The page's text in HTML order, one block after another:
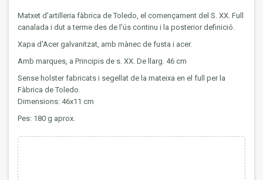
Matxet d'artilleria fàbrica de Toledo, el començament del S. XX. Full
canalada i dut a terme des de l'ús continu i la posterior definició.
Xapa d'Acer galvanitzat, amb mànec de fusta i acer.
Amb marques, a Principis de s. XX. De llarg. 46 cm
Sense holster fabricats i segellat de la mateixa en el full per la
Fàbrica de Toledo.
Dimensions: 46x11 cm
Pes: 180 g aprox.